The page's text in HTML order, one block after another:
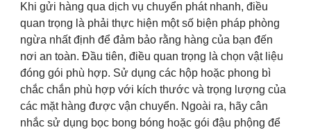
Khi gửi hàng qua dịch vụ chuyển phát nhanh, điều
quan trọng là phải thực hiện một số biện pháp phòng
ngừa nhất định để đảm bảo rằng hàng của bạn đến
nơi an toàn. Đầu tiên, điều quan trọng là chọn vật liệu
đóng gói phù hợp. Sử dụng các hộp hoặc phong bì
chắc chắn phù hợp với kích thước và trọng lượng của
các mặt hàng được vận chuyển. Ngoài ra, hãy cân
nhắc sử dụng bọc bong bóng hoặc gói đậu phộng để